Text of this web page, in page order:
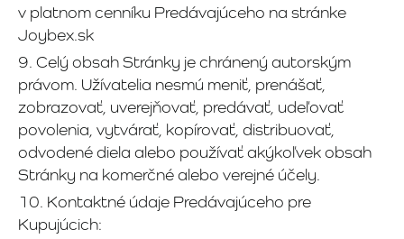
v platnom cenníku Predávajúceho na stránke
Joybex.sk
9. Celý obsah Stránky je chránený autorským
právom. Užívatelia nesmú meniť, prenášať,
zobrazovať, uverejňovať, predávať, udeľovať
povolenia, vytvárať, kopírovať, distribuovať,
odvodené diela alebo používať akýkoľvek obsah
Stránky na komerčné alebo verejné účely.
10. Kontaktné údaje Predávajúceho pre
Kupujúcich: